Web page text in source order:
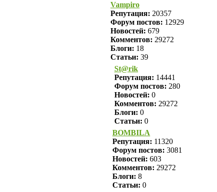
Vampiro
Репутация: 20357
Форум постов: 12929
Новостей: 679
Комментов: 29272
Блоги: 18
Статьи: 39
St@rik
Репутация: 14441
Форум постов: 280
Новостей: 0
Комментов: 29272
Блоги: 0
Статьи: 0
BOMBILA
Репутация: 11320
Форум постов: 3081
Новостей: 603
Комментов: 29272
Блоги: 8
Статьи: 0